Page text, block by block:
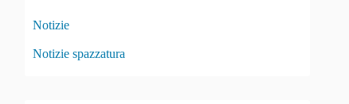
Notizie
Notizie spazzatura